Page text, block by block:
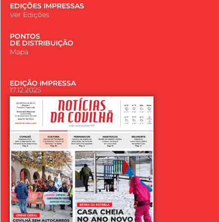
EDIÇÕES IMPRESSAS
Ver Edições
PONTOS
DE DISTRIBUIÇÃO
Mapa
EDIÇÃO IMPRESSA
17.12.2025